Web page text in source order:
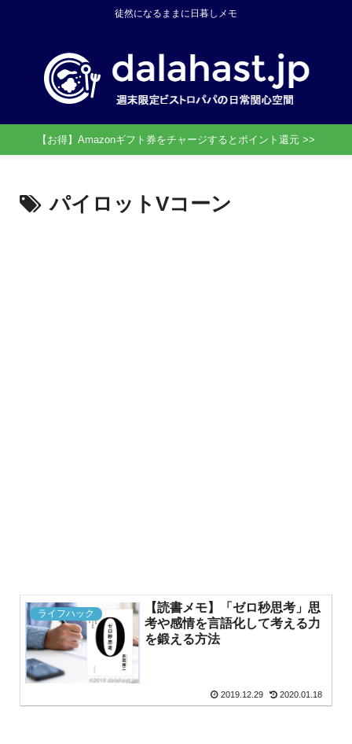
徒然になるままに日暮しメモ
【お得】Amazonギフト券をチャージするとポイント還元 >>
パイロットVコーン
ライフハック
【読書メモ】「ゼロ秒思考」思
考や感情を言語化して考える力
を鍛える方法
2019.12.29 2020.01.18